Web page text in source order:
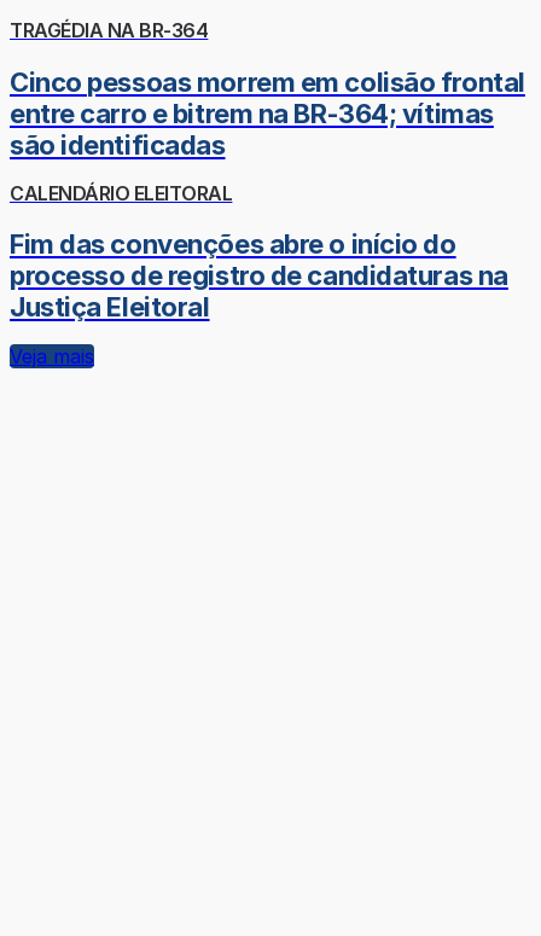
TRAGÉDIA NA BR-364
Cinco pessoas morrem em colisão frontal
entre carro e bitrem na BR-364; vítimas
são identificadas
CALENDÁRIO ELEITORAL
Fim das convenções abre o início do
processo de registro de candidaturas na
Justiça Eleitoral
Veja mais